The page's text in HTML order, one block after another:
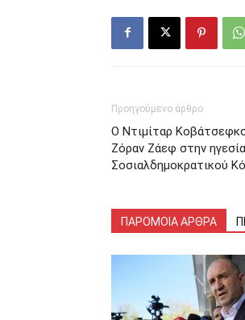
Προηγούμενο άρθρο
Ο Ντιμίταρ
Ζόραν Ζάεφ στην
Σοσιαλδημοκρατικού
ΠΑΡΟΜΟΙΑ ΑΡΘΡΑ